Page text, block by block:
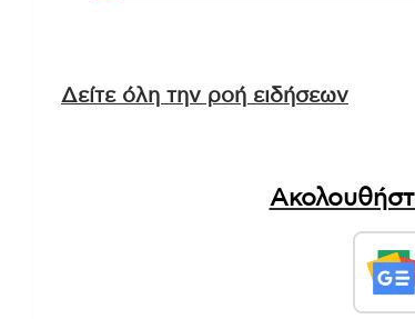
Δείτε όλη την ροή ειδήσεων